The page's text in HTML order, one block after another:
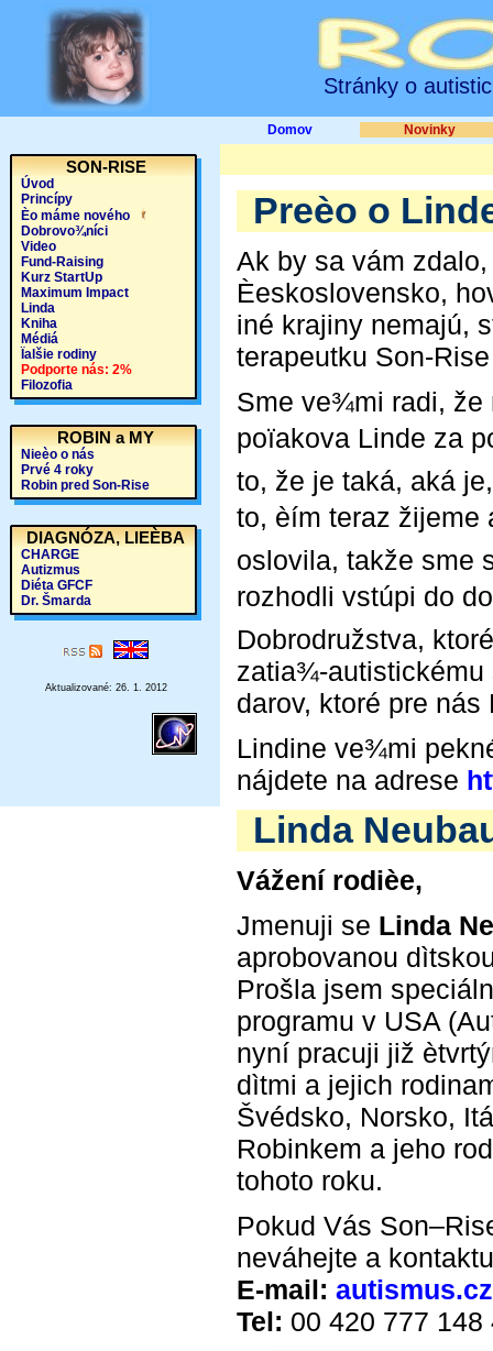
Stránky o
SON-RISE
Úvod
Princípy
Èo máme nového
Dobrovo¾níci
Video
Fund-Raising
Kurz StartUp
Maximum Impact
Linda
Kniha
Médiá
Ïalšie rodiny
Podporte nás: 2%
Filozofia
ROBIN a MY
Nieèo o nás
Prvé 4 roky
Robin pred Son-Rise
DIAGNÓZA, LIEÈBA
CHARGE
Autizmus
Diéta GFCF
Dr. Šmarda
Aktualizované: 26. 1. 2012
Domov Novinky
Preèo o
Ak by sa vám
Èeskoslovensko,
iné krajiny nemajú,
terapeutku Son-
Sme ve¾mi radi, že
poïakova Linde za
to, že je taká, aká
to, èím teraz žijeme
oslovila, takže sme
rozhodli vstúpi do
Dobrodružstva,
zatia¾-autistickému
darov, ktoré pre
Lindine ve¾mi
nájdete na adrese
Linda
Vážení rodièe,
Jmenuji se Linda
aprobovanou
Prošla jsem
programu v USA
nyní pracuji již
dìtmi a jejich
Švédsko, Norsko,
Robinkem a jeho
tohoto roku.
Pokud Vás
neváhejte a
E-mail:
Tel: 00 420 777 148